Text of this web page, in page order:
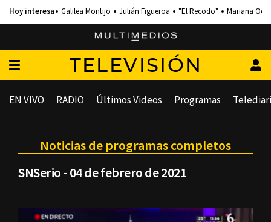
Galilea Montijo Julián Figueroa "El Recodo" Mariana
TELEVISIÓN
EN VIVO RADIO Últimos Videos Programas
Noticias de programas completos
SNSerio - 04 de febrero de 2021